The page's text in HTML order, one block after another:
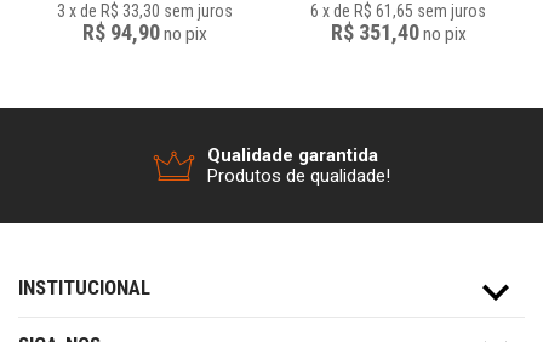
3 xde R$ 33,30 sem juros
R$ 94,90no pix
6 xde R$ 61,65 sem juros
R$ 351,40no pix
Qualidade garantida
Produtos de qualidade!
INSTITUCIONAL